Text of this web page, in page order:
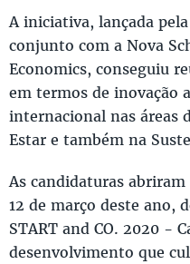
A iniciativa, lançada
conjunto com a Nova
Economics, conseguiu
em termos de inovação
internacional nas áreas
Estar e também na
As candidaturas
12 de março deste ano,
START and CO. 2020 -
desenvolvimento que